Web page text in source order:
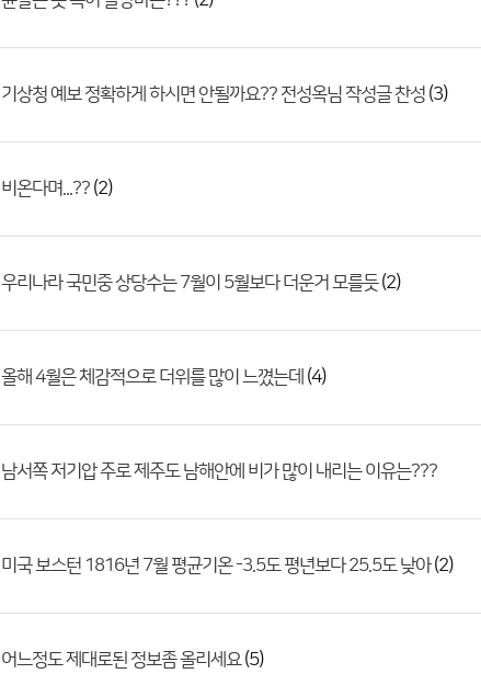
기상청 예보 정확하게 하시면 안될까요?? 전성옥님 작성글 찬성 (3)
비온다며...?? (2)
우리나라 국민중 상당수는 7월이 5월보다 더운거 모를듯(2)
올해 4월은 체감적으로 더위를 많이 느꼈는데 (4)
남서쪽 저기압 주로 제주도 남해안에 비가 많이 내리는 이유는???
미국 보스턴 1816년 7월 평균기온 -3.5도 평년보다 25.5도 낮아(2)
어느정도 제대로된 정보좀 올리세요(5)